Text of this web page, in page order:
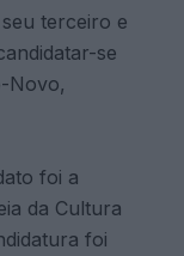
terceiro e
se
Novo,
foi a
da Cultura
foi